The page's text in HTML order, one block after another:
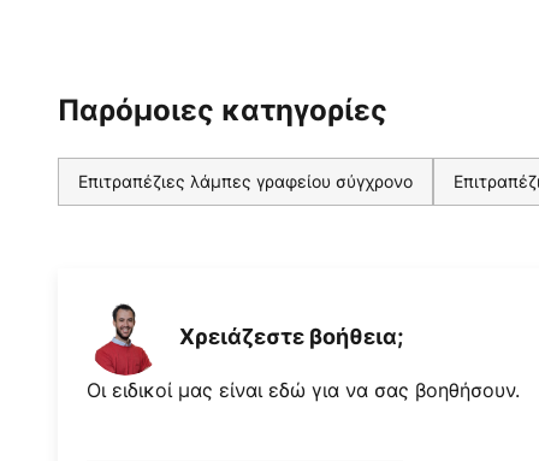
Παρόμοιες κατηγορίες
Επιτραπέζιες λάμπες γραφείου σύγχρονο
Χρειάζεστε βοήθεια;
Οι ειδικοί μας είναι εδώ για να σας βοηθήσουν.